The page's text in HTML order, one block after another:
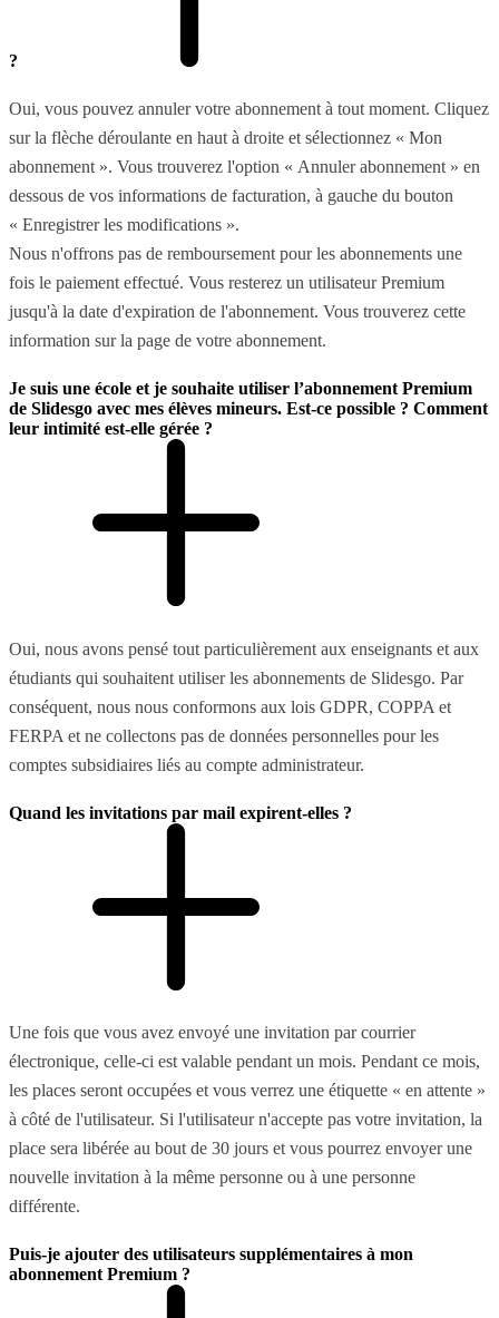
?
Oui, vous pouvez annuler votre abonnement à tout moment. Cliquez
sur la flèche déroulante en haut à droite et sélectionnez « Mon
abonnement ». Vous trouverez l'option « Annuler abonnement » en
dessous de vos informations de facturation, à gauche du bouton
« Enregistrer les modifications ».
Nous n'offrons pas de remboursement pour les abonnements une
fois le paiement effectué. Vous resterez un utilisateur Premium
jusqu'à la date d'expiration de l'abonnement. Vous trouverez cette
information sur la page de votre abonnement.
Je suis une école et je souhaite utiliser l’abonnement Premium
de Slidesgo avec mes élèves mineurs. Est-ce possible ? Comment
leur intimité est-elle gérée ?
Oui, nous avons pensé tout particulièrement aux enseignants et aux
étudiants qui souhaitent utiliser les abonnements de Slidesgo. Par
conséquent, nous nous conformons aux lois GDPR, COPPA et
FERPA et ne collectons pas de données personnelles pour les
comptes subsidiaires liés au compte administrateur.
Quand les invitations par mail expirent-elles ?
Une fois que vous avez envoyé une invitation par courrier
électronique, celle-ci est valable pendant un mois. Pendant ce mois,
les places seront occupées et vous verrez une étiquette « en attente »
à côté de l'utilisateur. Si l'utilisateur n'accepte pas votre invitation, la
place sera libérée au bout de 30 jours et vous pourrez envoyer une
nouvelle invitation à la même personne ou à une personne
différente.
Puis-je ajouter des utilisateurs supplémentaires à mon
abonnement Premium ?